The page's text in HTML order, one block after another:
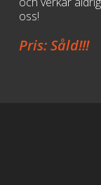
oss!
Pris: Såld!!!